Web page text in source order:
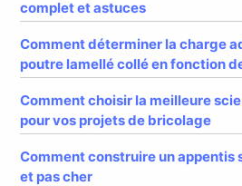
complet et astuces
Comment déterminer la charge
poutre lamellé collé en fonction
Comment choisir la meilleure
pour vos projets de bricolage
Comment construire un
et pas cher